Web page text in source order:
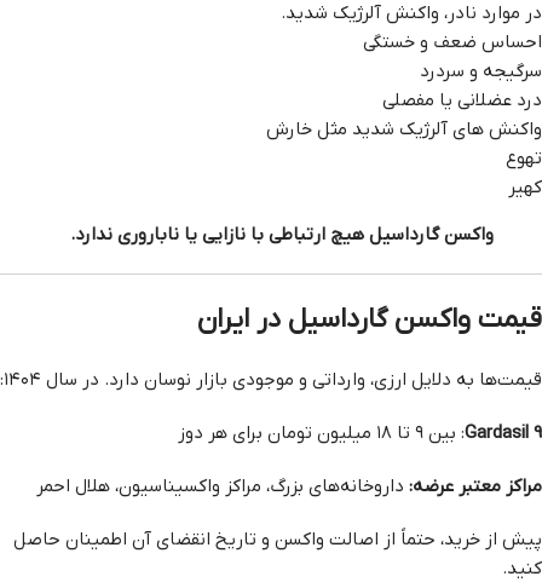
در موارد نادر، واکنش آلرژیک شدید.
احساس ضعف و خستگی
سرگیجه و سردرد
درد عضلانی یا مفصلی
واکنش های آلرژیک شدید مثل خارش
تهوع
کهیر
واکسن گارداسیل هیچ ارتباطی با نازایی یا ناباروری ندارد.
قیمت واکسن گارداسیل در ایران
قیمت‌ها به دلایل ارزی، وارداتی و موجودی بازار نوسان دارد. در سال ۱۴۰۴:
Gardasil 9: بین ۹ تا ۱۸ میلیون تومان برای هر دوز
مراکز معتبر عرضه: داروخانه‌های بزرگ، مراکز واکسیناسیون، هلال احمر
پیش از خرید، حتماً از اصالت واکسن و تاریخ انقضای آن اطمینان حاصل
کنید.